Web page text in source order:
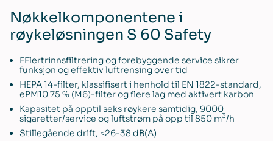
Nøkkelkomponentene i
røykeløsningen S 60 Safety
FFlertrinnsfiltrering og forebyggende service sikrer
funksjon og effektiv luftrensing over tid
HEPA 14-filter, klassifisert i henhold til EN 1822-standard,
ePM10 75 % (M6)-filter og flere lag med aktivert karbon
Kapasitet på opptil seks røykere samtidig, 9000
sigaretter/service og luftstrøm på opp til 850 m3/h
Stillegående drift, <26-38 dB(A)